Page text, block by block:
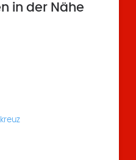
in der Nähe